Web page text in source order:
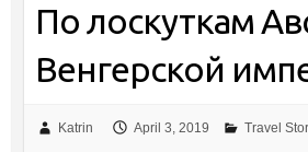
По лоскуткам
Венгерской
Katrin April 3, 2019 Travel